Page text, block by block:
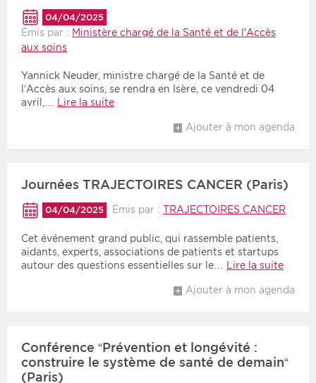
04/04/2025
Émis par : Ministère chargé de la Santé et de l'Accès
aux soins
Yannick Neuder, ministre chargé de la Santé et de
l’Accès aux soins, se rendra en Isère, ce vendredi 04
avril,…
Lire la suite
Ajouter à mon agenda
Journées TRAJECTOIRES CANCER (Paris)
04/04/2025 Émis par :TRAJECTOIRES CANCER
Cet événement grand public, qui rassemble patients,
aidants, experts, associations de patients et startups
autour des questions essentielles sur le…
Lire la suite
Ajouter à mon agenda
Conférence “Prévention et longévité :
construire le système de santé de demain“
(Paris)